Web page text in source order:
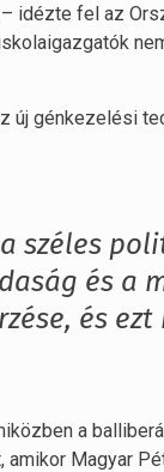
idézte fel az
új génkezelési
széles
és a
és
a
Magyar